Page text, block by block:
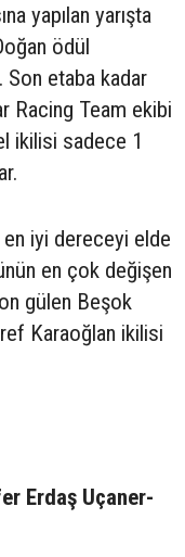
yapılan yarışta
ödül
Son etaba kadar
Racing Team ekibi
ikilisi sadece 1
en iyi dereceyi elde
en çok değişen
gülen Beşok
Karaoğlan ikilisi
Erdaş Uçaner-